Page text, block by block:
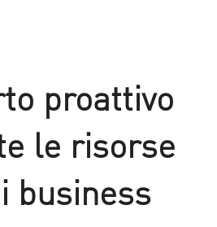
proattivo
le risorse
business